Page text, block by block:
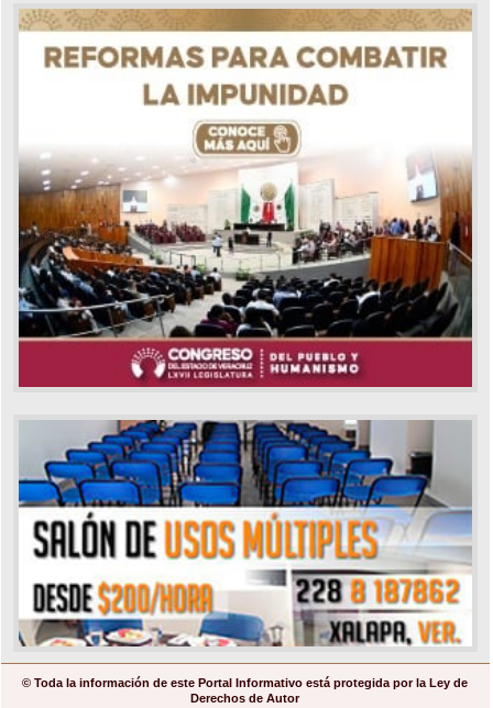
© Toda la información de este Portal Informativo está protegida por la Ley de
Derechos de Autor